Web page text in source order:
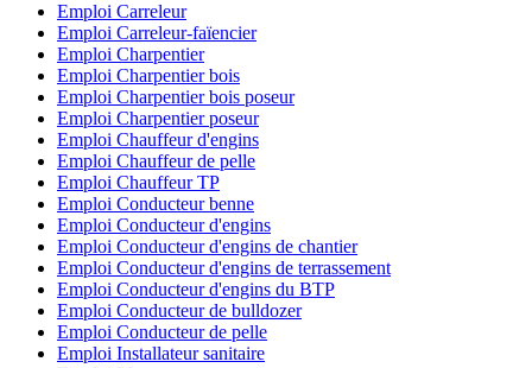
Emploi Carreleur
Emploi Carreleur-faïencier
Emploi Charpentier
Emploi Charpentier bois
Emploi Charpentier bois poseur
Emploi Charpentier poseur
Emploi Chauffeur d'engins
Emploi Chauffeur de pelle
Emploi Chauffeur TP
Emploi Conducteur benne
Emploi Conducteur d'engins
Emploi Conducteur d'engins de chantier
Emploi Conducteur d'engins de terrassement
Emploi Conducteur d'engins du BTP
Emploi Conducteur de bulldozer
Emploi Conducteur de pelle
Emploi Installateur sanitaire